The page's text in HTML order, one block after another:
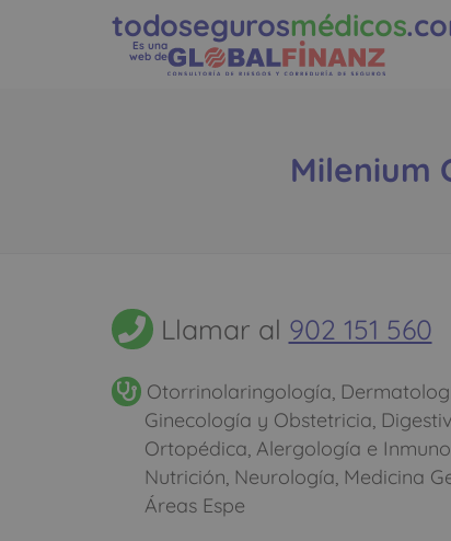
todosegurosmédicos
Es una
web de
Milenium
Llamar al 902 151 560
Otorrinolaringología,
Ginecología y Obstetricia,
Ortopédica, Alergología e
Nutrición, Neurología, Medicina
Áreas Espe